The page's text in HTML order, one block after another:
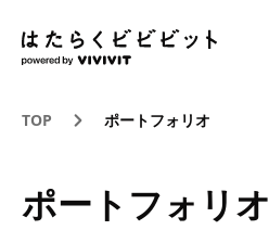
TOP ポートフォリオ
ポートフォリオ